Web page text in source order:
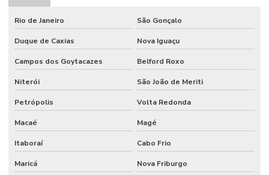
Rio de Janeiro São Gonçalo
Duque de Caxias Nova Iguaçu
Campos dos Goytacazes Belford Roxo
Niterói São João de Meriti
Petrópolis Volta Redonda
Macaé Magé
Itaboraí Cabo Frio
Maricá Nova Friburgo